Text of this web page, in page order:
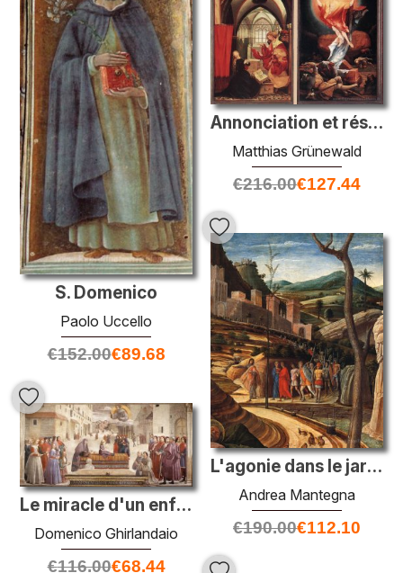
S. Domenico
Paolo Uccello
€152.00€89.68
Annonciation et résurrection
Matthias Grünewald
€216.00€127.44
L'agonie dans le jardin
Andrea Mantegna
€190.00€112.10
Le miracle d'un enfant
Domenico Ghirlandaio
€116.00€68.44